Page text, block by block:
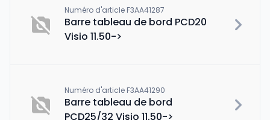
Numéro d'article F3AA41287
Barre tableau de bord PCD20
Visio 11.50->
Numéro d'article F3AA41290
Barre tableau de bord
PCD25/32 Visio 11.50->